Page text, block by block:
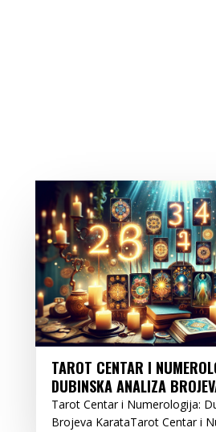
TAROT CENTAR I
DUBINSKA ANALIZA
Tarot Centar i Numerologija:
Brojeva KarataTarot Centar i